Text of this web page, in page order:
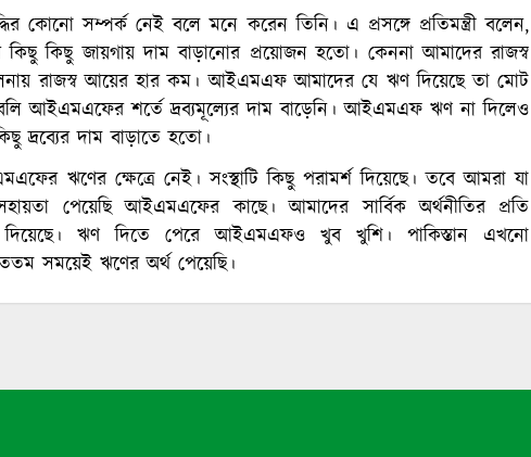
কোনো সম্পর্ক নেই বলে মনে করেন তিনি। এ প্রসঙ্গে প্রতিমন্ত্রী বলেন,
কিছু জায়গায় দাম বাড়ানোর প্রয়োজন হতো। কেননা আমাদের রাজস্ব
রাজস্ব আয়ের হার কম। আইএমএফ আমাদের যে ঋণ দিয়েছে তা মোট
আইএমএফের শর্তে দ্রব্যমূল্যের দাম বাড়েনি। আইএমএফ ঋণ না দিলেও
দ্রব্যের দাম বাড়াতে হতো।
ঋণের ক্ষেত্রে নেই। সংস্থাটি কিছু পরামর্শ দিয়েছে। তবে আমরা যা
পেয়েছি আইএমএফের কাছে। আমাদের সার্বিক অর্থনীতির প্রতি
ঋণ দিতে পেরে আইএমএফও খুব খুশি। পাকিস্তান এখনো
সময়েই ঋণের অর্থ পেয়েছি।